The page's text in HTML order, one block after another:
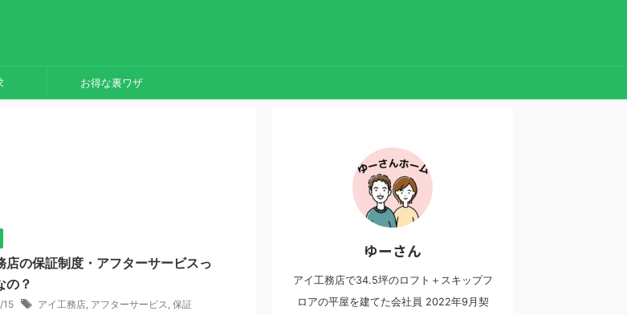
お得な裏ワザ
店の保証制度・アフターサービスっ
の？
15 アイ工務店, アフターサービス, 保証
ゆーさん
アイ工務店で34.5坪のロフト＋スキップフ
ロアの平屋を建てた会社員 2022年9月契